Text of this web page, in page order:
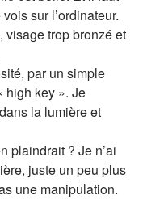
sur l’ordinateur.
visage trop bronzé et
par un simple
high key ». Je
la lumière et
plaindrait ? Je n’ai
juste un peu plus
une manipulation.